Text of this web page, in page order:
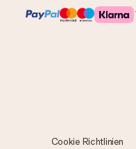
Cookie Richtlinien